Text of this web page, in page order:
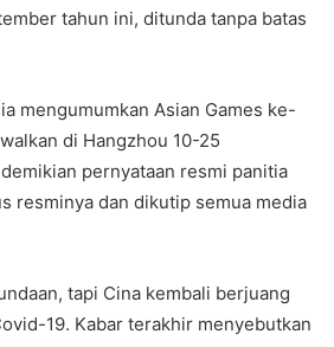
tahun ini, ditunda tanpa batas
mengumumkan Asian Games ke-
di Hangzhou 10-25
pernyataan resmi panitia
resminya dan dikutip semua media
tapi Cina kembali berjuang
19. Kabar terakhir menyebutkan